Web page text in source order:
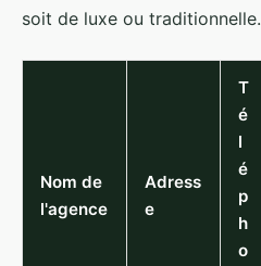
soit de luxe ou traditionnelle.
Nom de
l'agence
Adress
e
T
é
l
é
p
h
o